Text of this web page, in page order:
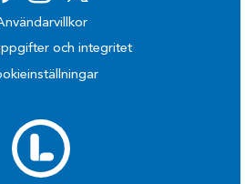
och integritet